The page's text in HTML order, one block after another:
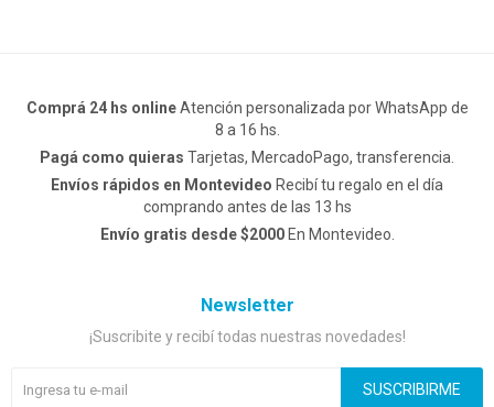
Comprá 24 hs onlineAtención personalizada por WhatsApp de
8 a 16 hs.
Pagá como quieras Tarjetas, MercadoPago, transferencia.
Envíos rápidos en Montevideo Recibí tu regalo en el día
comprando antes de las 13 hs
Envío gratis desde $2000En Montevideo.
Newsletter
¡Suscribite y recibí todas nuestras novedades!
SUSCRIBIRME